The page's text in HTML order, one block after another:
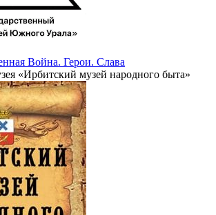
Война. Герои. Слава
«Ирбитский музей народного быта»